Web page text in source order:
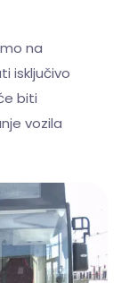
na
isključivo
biti
vozila